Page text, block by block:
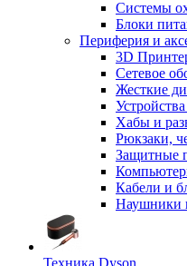
Системы
Блоки
Периферия и
3D
Сетевое
Жесткие
Хабы и
Рюкзаки,
Защитные
Кабели и
Наушники
Техника Dyson